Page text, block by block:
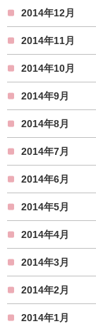
2014年12月
2014年11月
2014年10月
2014年9月
2014年8月
2014年7月
2014年6月
2014年5月
2014年4月
2014年3月
2014年2月
2014年1月